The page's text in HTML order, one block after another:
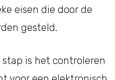
eisen die door de
gesteld.
is het controleren